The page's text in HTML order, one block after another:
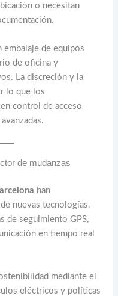
o necesitan
de equipos
de oficina y
La discreción y la
lo que los
control de acceso
de mudanzas
han
nuevas tecnologías.
de seguimiento GPS,
en tiempo real
mediante el
eléctricos y políticas